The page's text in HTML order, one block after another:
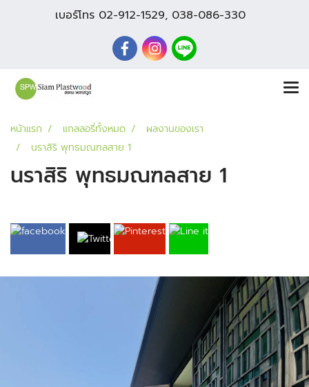
เบอร์โทร 02-912-1529, 038-086-330
หน้าแรก แกลลอรี่ทั้งหมด
ผลงานของเรา
นราสิริ พุทธมณฑลสาย 1
นราสิริ พุทธมณฑลสาย 1